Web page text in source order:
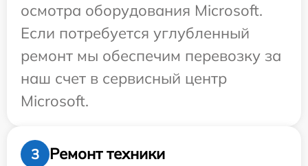
осмотра оборудования Microsoft.
Если потребуется углубленный
ремонт мы обеспечим перевозку за
наш счет в сервисный центр
Microsoft.
3
Ремонт техники